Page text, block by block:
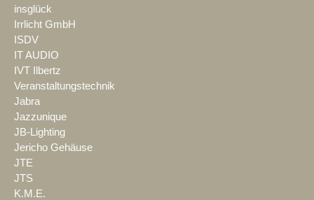
insglück
Irrlicht GmbH
ISDV
IT AUDIO
IVT Ilbertz
Veranstaltungstechnik
Jabra
Jazzunique
JB-Lighting
Jericho Gehäuse
JTE
JTS
K.M.E.